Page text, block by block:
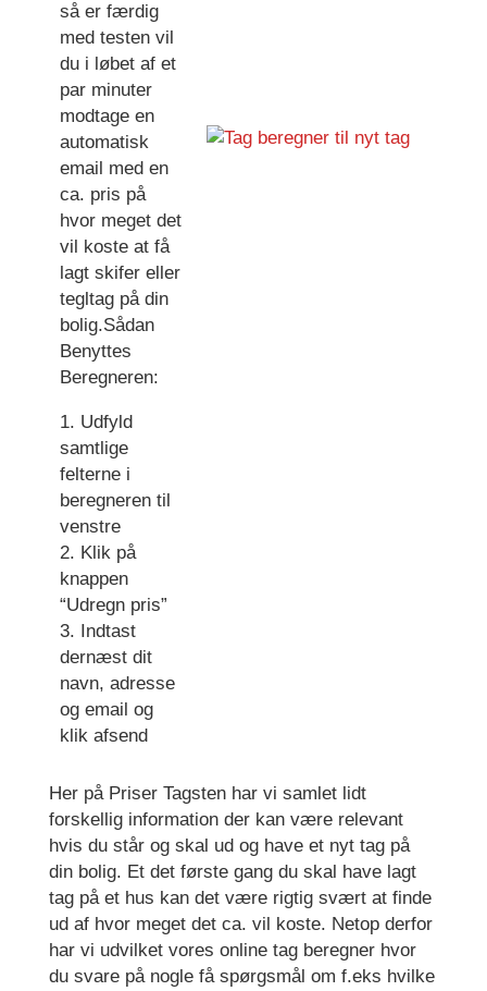
så er færdig
med testen vil
du i løbet af et
par minuter
modtage en
automatisk
email med en
ca. pris på
hvor meget det
vil koste at få
lagt skifer eller
tegltag på din
bolig.Sådan
Benyttes
Beregneren:
1. Udfyld
samtlige
felterne i
beregneren til
venstre
2. Klik på
knappen
“Udregn pris”
3. Indtast
dernæst dit
navn, adresse
og email og
klik afsend
Her på Priser Tagsten har vi samlet lidt
forskellig information der kan være relevant
hvis du står og skal ud og have et nyt tag på
din bolig. Et det første gang du skal have lagt
tag på et hus kan det være rigtig svært at finde
ud af hvor meget det ca. vil koste. Netop derfor
har vi udvilket vores online tag beregner hvor
du svare på nogle få spørgsmål om f.eks hvilke